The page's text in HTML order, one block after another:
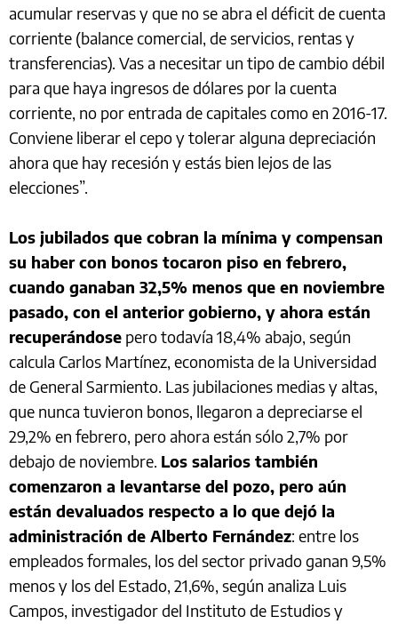
acumular reservas y que no se abra el déficit de cuenta
corriente (balance comercial, de servicios, rentas y
transferencias). Vas a necesitar un tipo de cambio débil
para que haya ingresos de dólares por la cuenta
corriente, no por entrada de capitales como en 2016-17.
Conviene liberar el cepo y tolerar alguna depreciación
ahora que hay recesión y estás bien lejos de las
elecciones”.
Los jubilados que cobran la mínima y compensan
su haber con bonos tocaron piso en febrero,
cuando ganaban 32,5% menos que en noviembre
pasado, con el anterior gobierno, y ahora están
recuperándose pero todavía 18,4% abajo, según
calcula Carlos Martínez, economista de la Universidad
de General Sarmiento. Las jubilaciones medias y altas,
que nunca tuvieron bonos, llegaron a depreciarse el
29,2% en febrero, pero ahora están sólo 2,7% por
debajo de noviembre. Los salarios también
comenzaron a levantarse del pozo, pero aún
están devaluados respecto a lo que dejó la
administración de Alberto Fernández: entre los
empleados formales, los del sector privado ganan 9,5%
menos y los del Estado, 21,6%, según analiza Luis
Campos, investigador del Instituto de Estudios y